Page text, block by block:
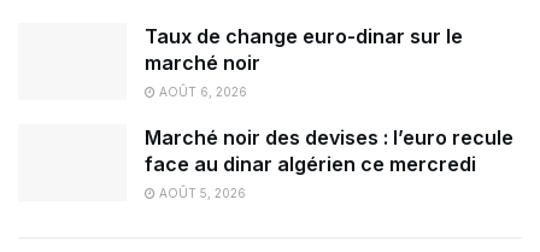
Taux de change euro-dinar sur le
marché noir
AOÛT 6, 2026
Marché noir des devises : l’euro recule
face au dinar algérien ce mercredi
AOÛT 5, 2026